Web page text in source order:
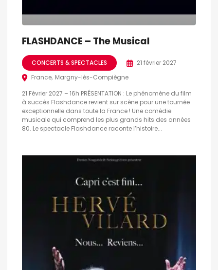
FLASHDANCE – The Musical
CONCERTS & SPECTACLES
21 février 2027
France Margny-lès-Compiègne
21 Février 2027 – 16h PRÉSENTATION : Le phénomène du film
à succès Flashdance revient sur scène pour une tournée
exceptionnelle dans toute la France ! Une comédie
musicale qui comprend les plus grands hits des années
80. Le spectacle Flashdance raconte l’histoire...